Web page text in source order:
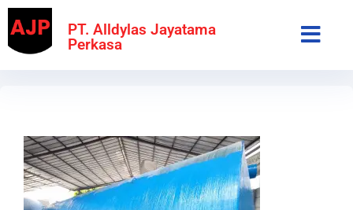
PT. Alldylas Jayatama
Perkasa